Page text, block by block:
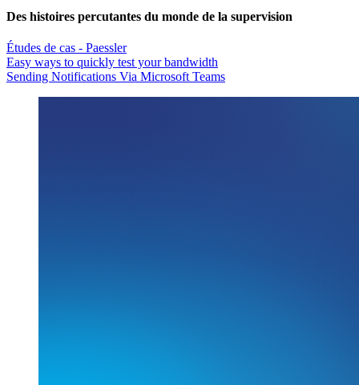
Des histoires percutantes du monde de la supervision
Études de cas - Paessler
Easy ways to quickly test your bandwidth
Sending Notifications Via Microsoft Teams